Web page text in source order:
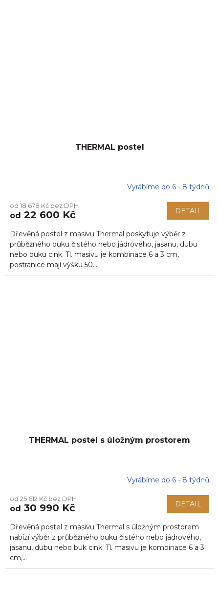
THERMAL postel
produktu
je
z
5
hvězdiček.
Vyrábíme do 6 - 8 týdnů
od 18 678 Kč bez DPH
od 22 600 Kč DETAIL
Dřevěná postel z masivu Thermal poskytuje výběr z
průběžného buku čistého nebo jádrového, jasanu, dubu
nebo buku cink. Tl. masivu je kombinace 6 a 3 cm,
postranice mají výšku 50...
THERMAL postel s úložným prostorem
Vyrábíme do 6 - 8 týdnů
od 25 612 Kč bez DPH
od 30 990 Kč DETAIL
Dřevěná postel z masivu Thermal s úložným prostorem
nabízí výběr z průběžného buku čistého nebo jádrového,
jasanu, dubu nebo buk cink. Tl. masivu je kombinace 6 a 3
cm,...